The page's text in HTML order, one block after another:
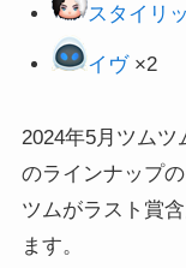
スタイリ
イヴ×2
2024年5月ツム
のラインナップ
ツムがラスト賞
ます。